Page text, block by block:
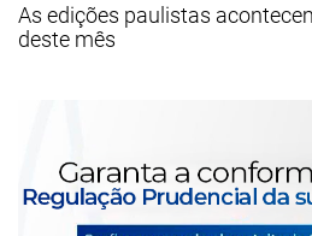
As edições paulistas
deste mês